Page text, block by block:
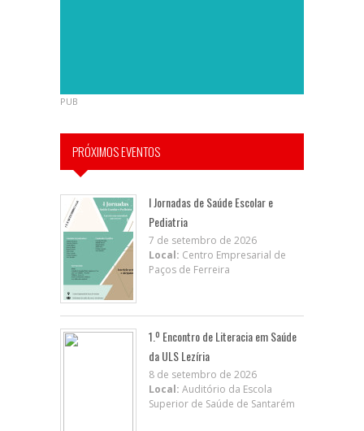
PUB
PRÓXIMOS EVENTOS
I Jornadas de Saúde Escolar e
Pediatria
7 de setembro de 2026
Local: Centro Empresarial de
Paços de Ferreira
1.º Encontro de Literacia em Saúde
da ULS Lezíria
8 de setembro de 2026
Local: Auditório da Escola
Superior de Saúde de Santarém